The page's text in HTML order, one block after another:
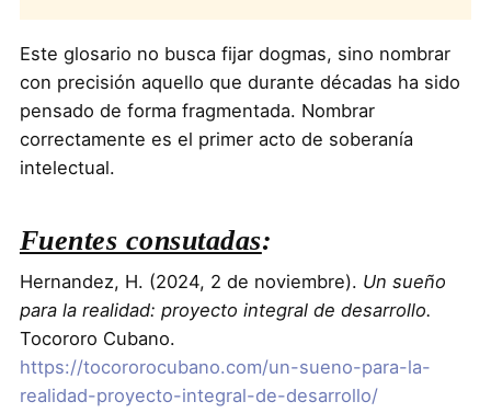
Este glosario no busca fijar dogmas, sino nombrar
con precisión aquello que durante décadas ha sido
pensado de forma fragmentada. Nombrar
correctamente es el primer acto de soberanía
intelectual.
Fuentes consutadas:
Hernandez, H. (2024, 2 de noviembre). Un sueño
para la realidad: proyecto integral de desarrollo.
Tocororo Cubano.
https://tocororocubano.com/un-sueno-para-la-
realidad-proyecto-integral-de-desarrollo/